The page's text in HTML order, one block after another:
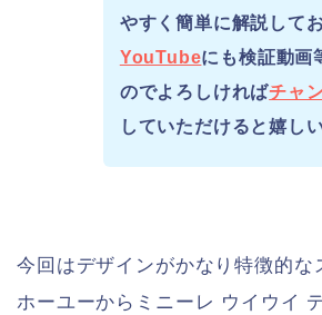
やすく簡単に解説して
YouTubeにも検証動画
のでよろしければチャ
していただけると嬉し
今回はデザインがかなり特徴的な
ホーユーからミニーレ ウイウイ